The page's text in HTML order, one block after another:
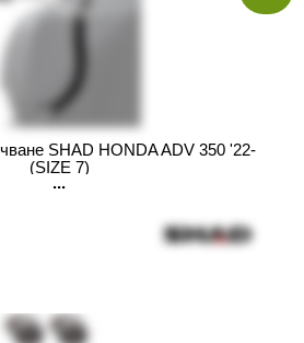
SHAD HONDA ADV 350 '22-
(SIZE 7)